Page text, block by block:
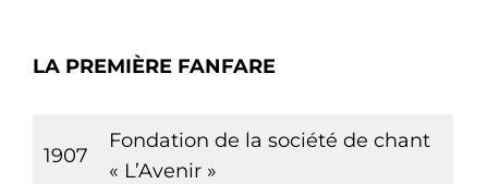
LA PREMIÈRE FANFARE
1907
Fondation de la société de chant
« L’Avenir »